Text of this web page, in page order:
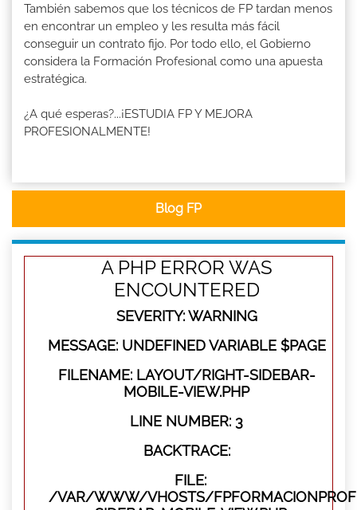
También sabemos que los técnicos de FP tardan menos
en encontrar un empleo y les resulta más fácil
conseguir un contrato fijo. Por todo ello, el Gobierno
considera la Formación Profesional como una apuesta
estratégica.
¿A qué esperas?...¡ESTUDIA FP Y MEJORA
PROFESIONALMENTE!
Blog FP
A PHP ERROR WAS
ENCOUNTERED
SEVERITY: WARNING
MESSAGE: UNDEFINED VARIABLE $PAGE
FILENAME: LAYOUT/RIGHT-SIDEBAR-
MOBILE-VIEW.PHP
LINE NUMBER: 3
BACKTRACE:
FILE:
/VAR/WWW/VHOSTS/